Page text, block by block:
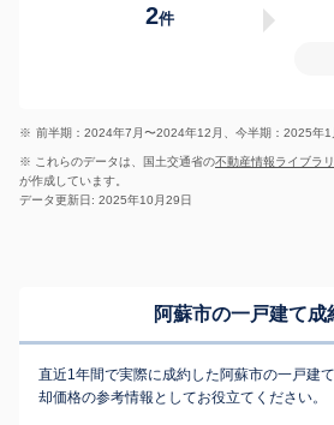
2件
※ 前半期：2024年7月〜2024年12月、今半期：2025年1
※ これらのデータは、国土交通省の不動産情報ライブラリ
が作成しています。
データ更新日: 2025年10月29日
阿蘇市の一戸建て成
直近1年間で実際に成約した阿蘇市の一戸建
却価格の参考情報としてお役立てください。